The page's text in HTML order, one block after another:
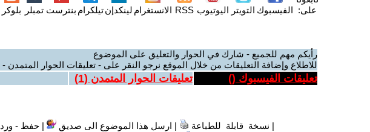
على: الفيسبوك التويتر اليوتيوب RSS الانستغرام لينكدإنتيلكرام بنترست تمبلر بلوكر
رأيكم مهم للجميع - شارك في الحوار والتعليق على الموضوع
للاطلاع وإضافة التعليقات من خلال الموقع نرجو النقر على - تعليقات الحوار المتمدن -
تعليقات الفيسبوك () تعليقات الحوار المتمدن (1
)
| نسخة قابلة للطباعة | ارسل هذا الموضوع الى صديق |حفظ - ورد